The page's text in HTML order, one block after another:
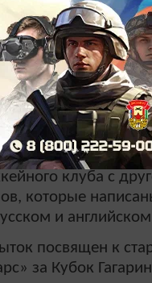
«Ак Барс»
этом пишет ИА
презентовала
«Хатлар йорты»
клуба с
которые
и
посвящен к
за Кубок